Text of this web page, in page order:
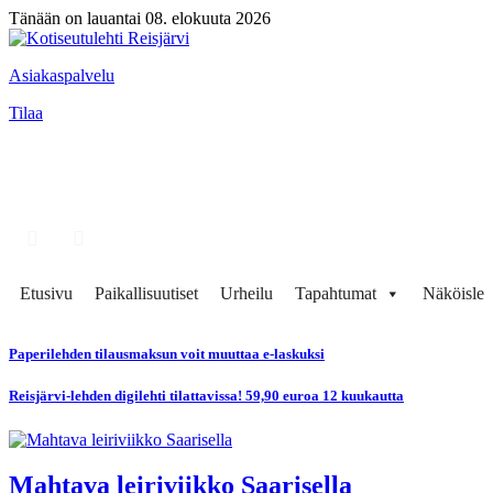
Tänään on lauantai 08. elokuuta 2026
Asiakaspalvelu
Tilaa
Etusivu Paikallisuutiset Urheilu Tapahtumat
Paperilehden tilausmaksun voit muuttaa e-laskuksi
Reisjärvi-lehden digilehti tilattavissa! 59,90 euroa 12 kuukautta
Mahtava leiriviikko Saarisella